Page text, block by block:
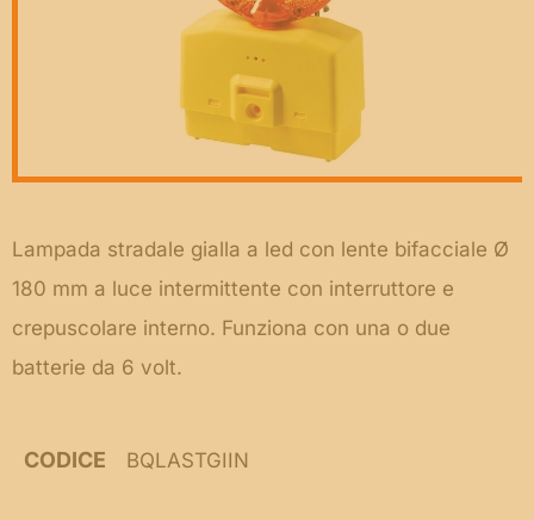
Lampada stradale gialla a led con lente bifacciale Ø
180 mm a luce intermittente con interruttore e
crepuscolare interno. Funziona con una o due
batterie da 6 volt.
CODICE BQLASTGIIN